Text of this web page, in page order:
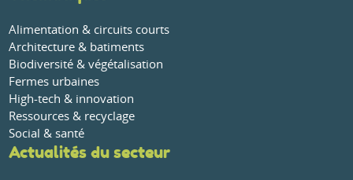
Alimentation & circuits courts
Architecture & batiments
Biodiversité & végétalisation
Fermes urbaines
High-tech & innovation
Ressources & recyclage
Social & santé
Actualités du secteur